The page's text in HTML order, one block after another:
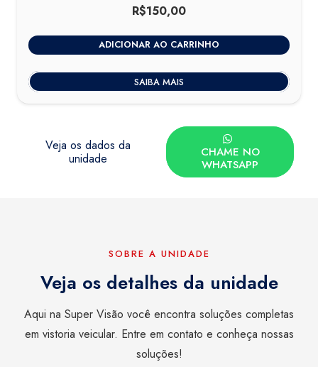
R$150,00
ADICIONAR AO CARRINHO
SAIBA MAIS
Veja os dados da
unidade
CHAME NO
WHATSAPP
SOBRE A UNIDADE
Veja os detalhes da unidade
Aqui na Super Visão você encontra soluções completas
em vistoria veicular. Entre em contato e conheça nossas
soluções!